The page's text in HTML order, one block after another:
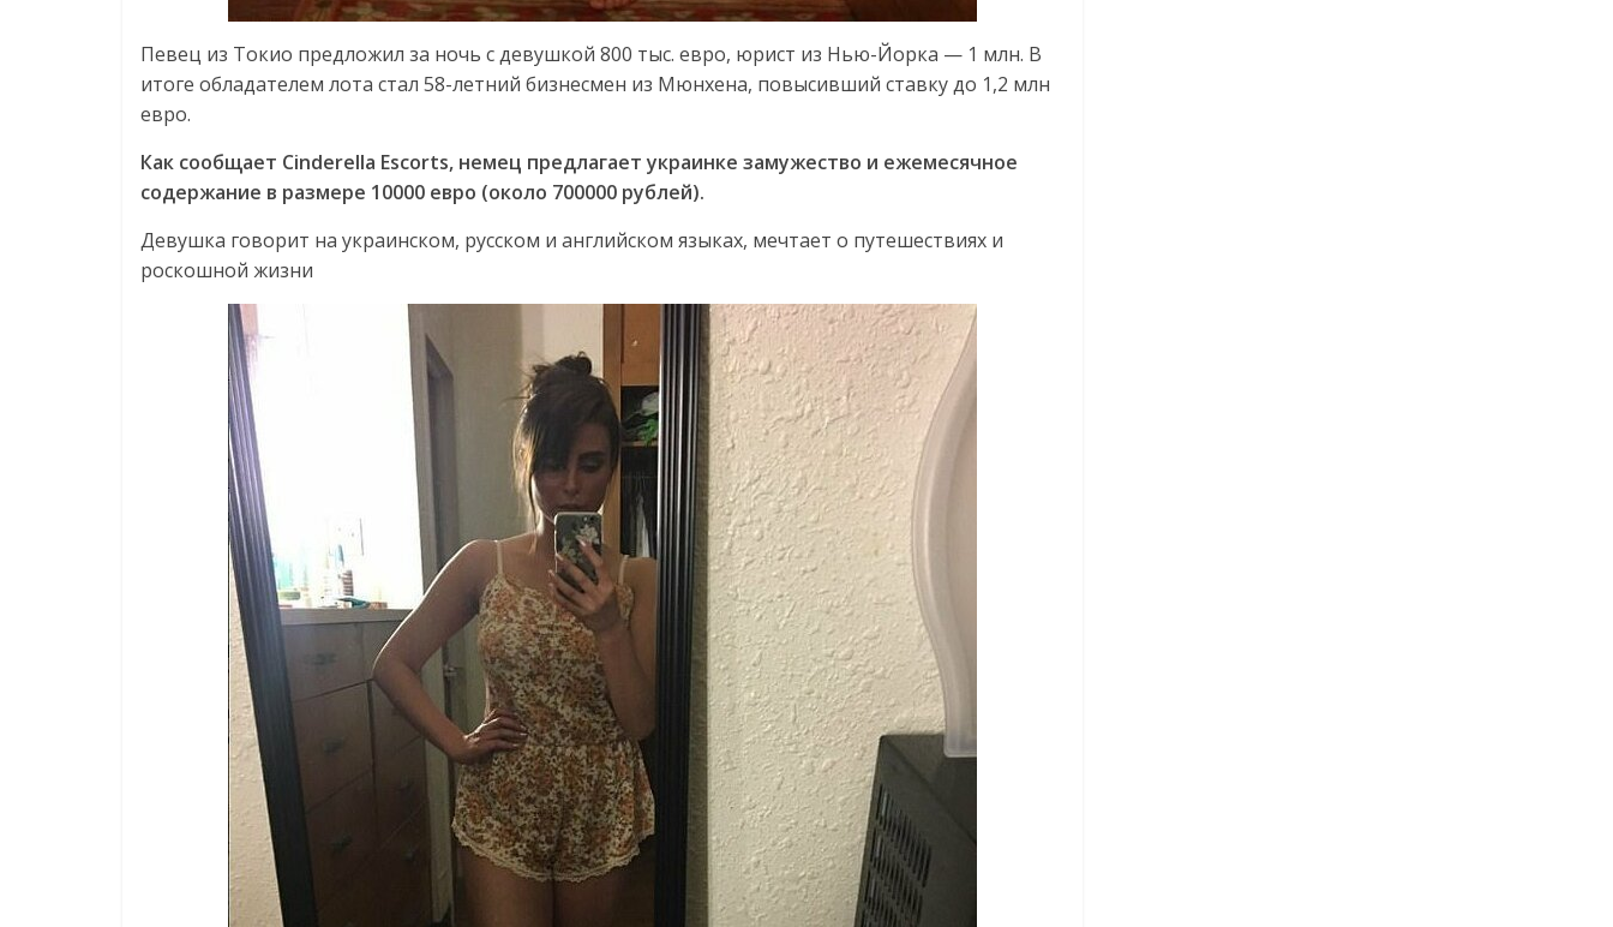
Певец из Токио предложил за ночь с девушкой 800 тыс. евро, юрист из Нью-Йорка — 1 млн. В
итоге обладателем лота стал 58-летний бизнесмен из Мюнхена, повысивший ставку до 1,2 млн
евро.
Как сообщает Cinderella Escorts, немец предлагает украинке замужество и ежемесячное
содержание в размере 10000 евро (около 700000 рублей).
Девушка говорит на украинском, русском и английском языках, мечтает о путешествиях и
роскошной жизни